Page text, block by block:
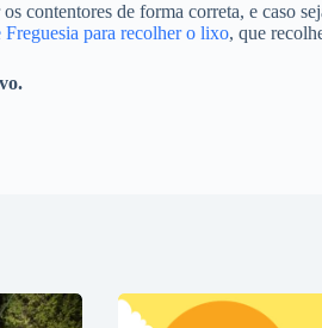
contentores de forma correta, e caso
Freguesia para recolher o lixo, que